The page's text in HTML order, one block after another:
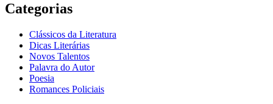
Categorias
Clássicos da Literatura
Dicas Literárias
Novos Talentos
Palavra do Autor
Poesia
Romances Policiais